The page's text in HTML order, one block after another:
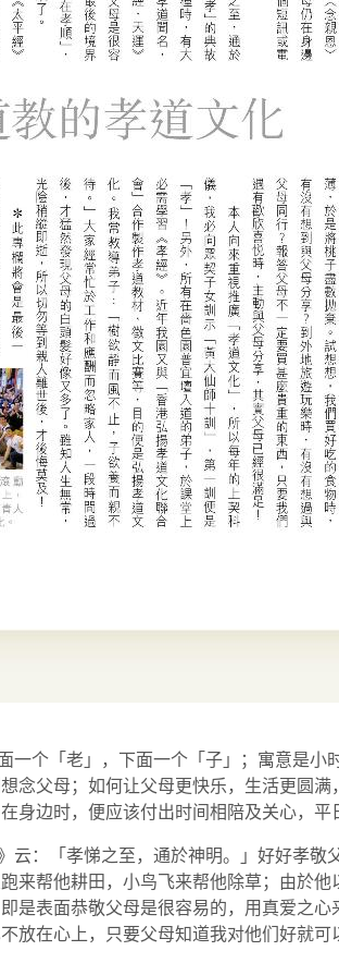
一个「老」，下面一个「子」；寓意是
念父母；如何让父母更快乐，生活更圆
身边时，便应该付出时间相陪及关心，
云：「孝悌之至，通於神明。」好好孝
来帮他耕田，小鸟飞来帮他除草；由於
是表面恭敬父母是很容易的，用真爱之
放在心上，只要父母知道我对他们好就可